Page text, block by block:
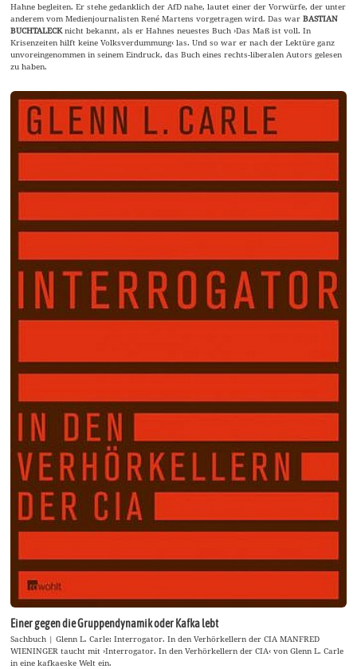
Hahne begleiten. Er stehe gedanklich der AfD nahe, lautet einer der Vorwürfe, der unter
anderem vom Medienjournalisten René Martens vorgetragen wird. Das warBASTIAN
BUCHTALECKnicht bekannt, als er Hahnes neuestes Buch ›Das Maß ist voll. In
Krisenzeiten hilft keine Volksverdummung‹ las. Und so war er nach der Lektüre ganz
unvoreingenommen in seinem Eindruck, das Buch eines rechts-liberalen Autors gelesen
zu haben.
Einer gegen die Gruppendynamik oder Kafka lebt
Sachbuch | Glenn L. Carle: Interrogator. In den Verhörkellern der CIA MANFRED
WIENINGER taucht mit ›Interrogator. In den Verhörkellern der CIA‹ von Glenn L. Carle
in eine kafkaeske Welt ein.